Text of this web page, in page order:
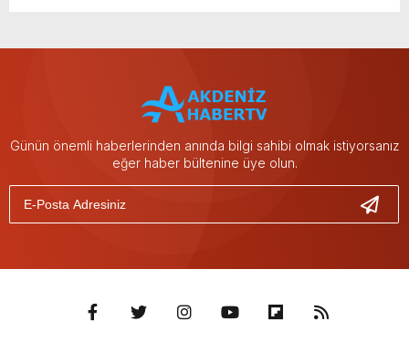
Günün önemli haberlerinden anında bilgi sahibi olmak istiyorsanız
eğer haber bültenine üye olun.